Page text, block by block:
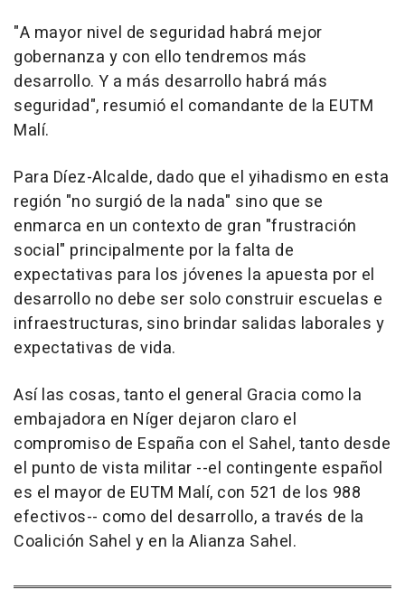
"A mayor nivel de seguridad habrá mejor
gobernanza y con ello tendremos más
desarrollo. Y a más desarrollo habrá más
seguridad", resumió el comandante de la EUTM
Malí.
Para Díez-Alcalde, dado que el yihadismo en esta
región "no surgió de la nada" sino que se
enmarca en un contexto de gran "frustración
social" principalmente por la falta de
expectativas para los jóvenes la apuesta por el
desarrollo no debe ser solo construir escuelas e
infraestructuras, sino brindar salidas laborales y
expectativas de vida.
Así las cosas, tanto el general Gracia como la
embajadora en Níger dejaron claro el
compromiso de España con el Sahel, tanto desde
el punto de vista militar --el contingente español
es el mayor de EUTM Malí, con 521 de los 988
efectivos-- como del desarrollo, a través de la
Coalición Sahel y en la Alianza Sahel.